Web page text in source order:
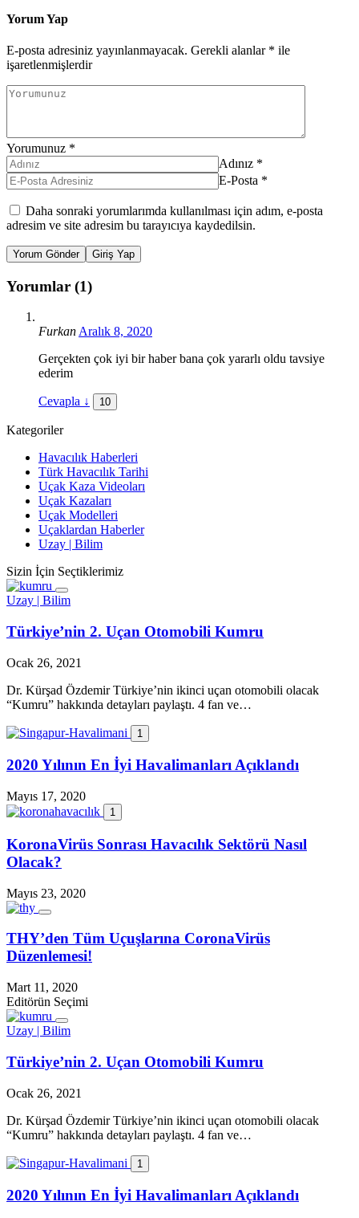
Yorum Yap
E-posta adresiniz yayınlanmayacak. Gerekli alanlar * ile
işaretlenmişlerdir
Yorumunuz *
Adınız *
E-Posta *
Daha sonraki yorumlarımda kullanılması için adım, e-posta
adresim ve site adresim bu tarayıcıya kaydedilsin.
Yorum Gönder Giriş Yap
Yorumlar (1)
Furkan Aralık 8, 2020
Gerçekten çok iyi bir haber bana çok yararlı oldu tavsiye
ederim
Cevapla ↓ 10
Kategoriler
Havacılık Haberleri
Türk Havacılık Tarihi
Uçak Kaza Videoları
Uçak Kazaları
Uçak Modelleri
Uçaklardan Haberler
Uzay | Bilim
Sizin İçin Seçtiklerimiz
Uzay | Bilim
Türkiye’nin 2. Uçan Otomobili Kumru
Ocak 26, 2021
Dr. Kürşad Özdemir Türkiye’nin ikinci uçan otomobili olacak
“Kumru” hakkında detayları paylaştı. 4 fan ve…
1
2020 Yılının En İyi Havalimanları Açıklandı
Mayıs 17, 2020
1
KoronaVirüs Sonrası Havacılık Sektörü Nasıl
Olacak?
Mayıs 23, 2020
THY’den Tüm Uçuşlarına CoronaVirüs
Düzenlemesi!
Mart 11, 2020
Editörün Seçimi
Uzay | Bilim
Türkiye’nin 2. Uçan Otomobili Kumru
Ocak 26, 2021
Dr. Kürşad Özdemir Türkiye’nin ikinci uçan otomobili olacak
“Kumru” hakkında detayları paylaştı. 4 fan ve…
1
2020 Yılının En İyi Havalimanları Açıklandı